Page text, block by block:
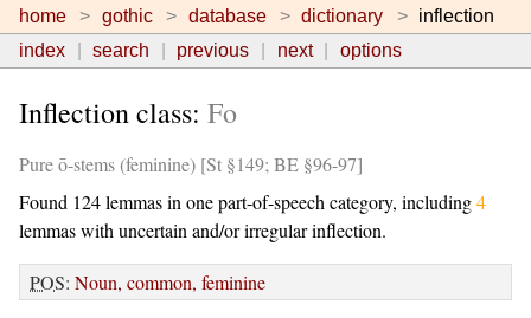
home gothic database dictionary
inflection
index
search previous next options
Inflection class: Fo
Pure ō-stems (feminine) [St §149; BE §96-97]
Found 124 lemmas in one part-of-speech category, including4
lemmas with uncertain and/or irregular inflection.
POS: Noun, common, feminine